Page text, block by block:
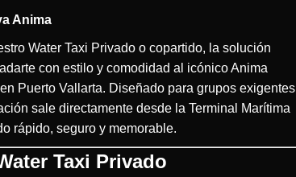
Anima
Water Taxi Privado o copartido, la solución
con estilo y comodidad al icónico Anima
Puerto Vallarta. Diseñado para grupos exigentes
sale directamente desde la Terminal Marítima
rápido, seguro y memorable.
Taxi Privado